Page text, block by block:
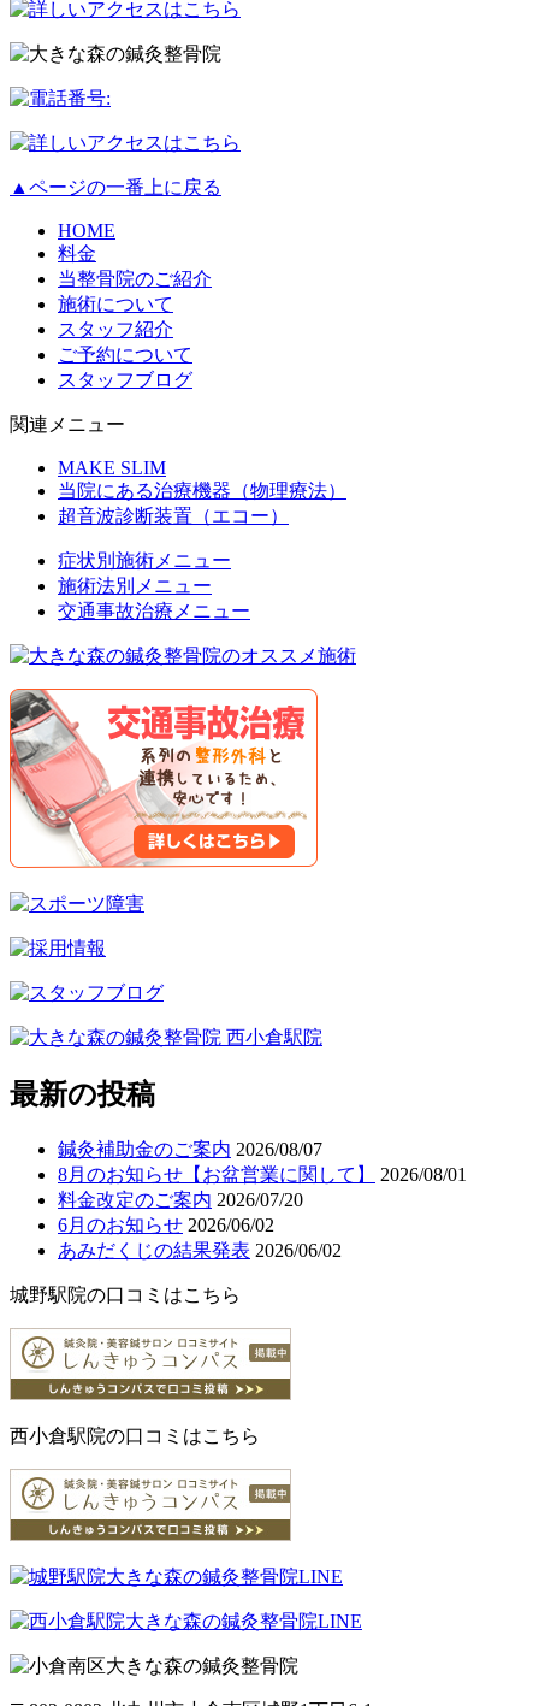
▲ページの一番上に戻る
HOME
料金
当整骨院のご紹介
施術について
スタッフ紹介
ご予約について
スタッフブログ
関連メニュー
MAKE SLIM
当院にある治療機器（物理療法）
超音波診断装置（エコー）
症状別施術メニュー
施術法別メニュー
交通事故治療メニュー
最新の投稿
鍼灸補助金のご案内 2026/08/07
8月のお知らせ【お盆営業に関して】
2026/08/01
料金改定のご案内 2026/07/20
6月のお知らせ 2026/06/02
あみだくじの結果発表 2026/06/02
城野駅院の口コミはこちら
西小倉駅院の口コミはこちら